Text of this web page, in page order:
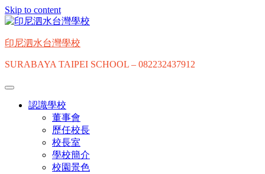
Skip to content
印尼泗水台灣學校
SURABAYA TAIPEI SCHOOL – 082232437912
認識學校
董事會
歷任校長
校長室
學校簡介
校園景色